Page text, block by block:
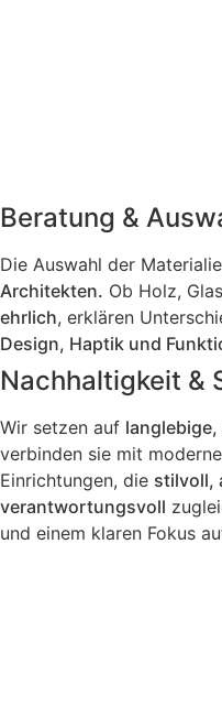
Beratung &
Die Auswahl der
Architekten. Ob Holz,
ehrlich, erklären
Design, Haptik und
Nachhaltigkeit &
Wir setzen auf
verbinden sie mit
Einrichtungen, die stilvoll,
verantwortungsvoll
und einem klaren Fokus